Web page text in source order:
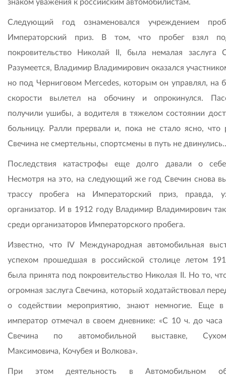
знаком уважения к российским автомобилистам.
Следующий год ознаменовался учреждением
Императорский приз. В том, что пробег взял
покровительство Николай II, была немалая заслуга
Разумеется, Владимир Владимирович оказался
но под Черниговом Mercedes, которым он управлял, на
скорости вылетел на обочину и опрокинулся.
получили ушибы, а водителя в тяжелом состоянии
больницу. Ралли прервали и, пока не стало ясно, что
Свечина не смертельны, спортсмены в путь не
Последствия катастрофы еще долго давали о
Несмотря на это, на следующий же год Свечин снова
трассу пробега на Императорский приз, правда,
организатор. И в 1912 году Владимир Владимирович
среди организаторов Императорского пробега.
Известно, что IV Международная автомобильная
успехом прошедшая в российской столице летом
была принята под покровительство Николая II. Но то,
огромная заслуга Свечина, который ходатайствовал
о содействии мероприятию, знают немногие. Еще в
император отмечал в своем дневнике: «С 10 ч. до часа
Свечина по автомобильной выставке,
Максимовича, Кочубея и Волкова».
При этом деятельность в Автомобильном